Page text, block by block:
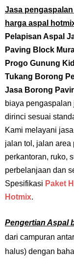
Jasa
harga aspal
Pelapisan Aspal
Paving Block
Progo Gunung
Tukang Borong
Jasa Borong
biaya
dirinci sesuai
Kami melayani
jalan tol, jalan area
perkantoran, ruko,
perbelanjaan dan
Spesifikasi Paket
Hotmix.
Pengertian Aspal
dari campuran
halus) dengan